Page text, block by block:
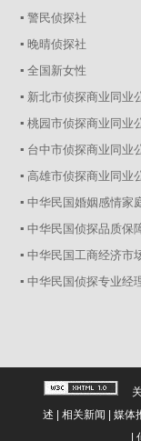
▪ 警民侦探社
▪ 晚晴侦探社
▪ 全国新女性
▪ 新北市侦探商业同业
▪ 桃园市侦探商业同业
▪ 台中市侦探商业同业
▪ 高雄市侦探商业同业
▪ 中华民国婚姻感情家
▪ 中华民国侦探品质保
▪ 中华民国工商经济市
▪ 中华民国侦探专业经
述
相关新闻 媒体
|